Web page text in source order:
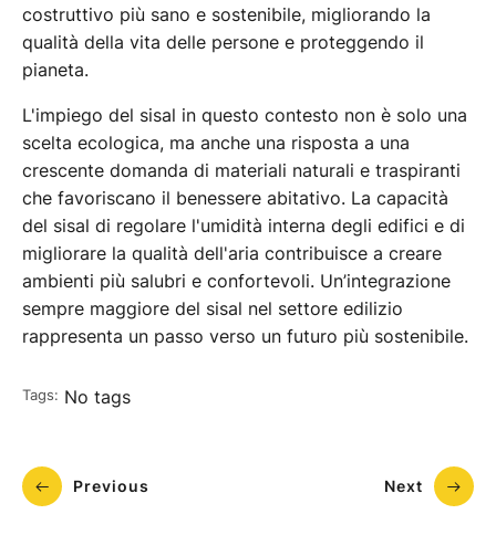
costruttivo più sano e sostenibile, migliorando la
qualità della vita delle persone e proteggendo il
pianeta.
L'impiego del sisal in questo contesto non è solo una
scelta ecologica, ma anche una risposta a una
crescente domanda di materiali naturali e traspiranti
che favoriscano il benessere abitativo. La capacità
del sisal di regolare l'umidità interna degli edifici e di
migliorare la qualità dell'aria contribuisce a creare
ambienti più salubri e confortevoli. Un’integrazione
sempre maggiore del sisal nel settore edilizio
rappresenta un passo verso un futuro più sostenibile.
Tags: No tags
Previous Next